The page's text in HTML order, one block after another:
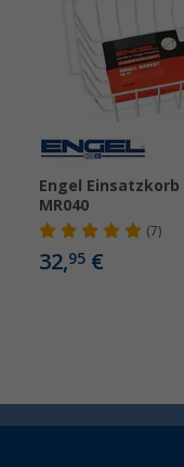
Engel
MR040
(7)
32,95€